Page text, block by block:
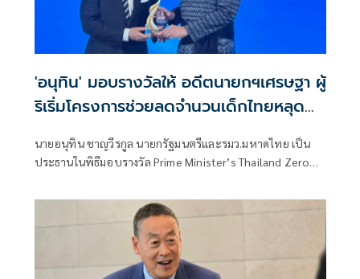
'อนุทิน' มอบรางวัลให้ อดีตนายกฯเศรษฐา ผู้
ริเริ่มโครงการช่วยลดจำนวนเด็กไทยหลุด
นายอนุทิน ชาญวีรกูล นายกรัฐมนตรีและรมว.มหาดไทย เป็น
ประธานในพิธีมอบรางวัล Prime Minister’s Thailand Zero
นายเศรษฐา ทวีสิน อดีตนายกรัฐมนตรี เข้ารับรางวัลเกียรติยศ
เพื่อยกย่องเชิดชูเกียรติ ในฐานะผู้ริเริ่มผลักดันโครงการ
Thailand Zero Dropout ให้เป็นวาระแห่งชาติ คืนโอกาสและ
อนาคตให้เด็กและเยาวชนนอกระบบการศึกษาไทย